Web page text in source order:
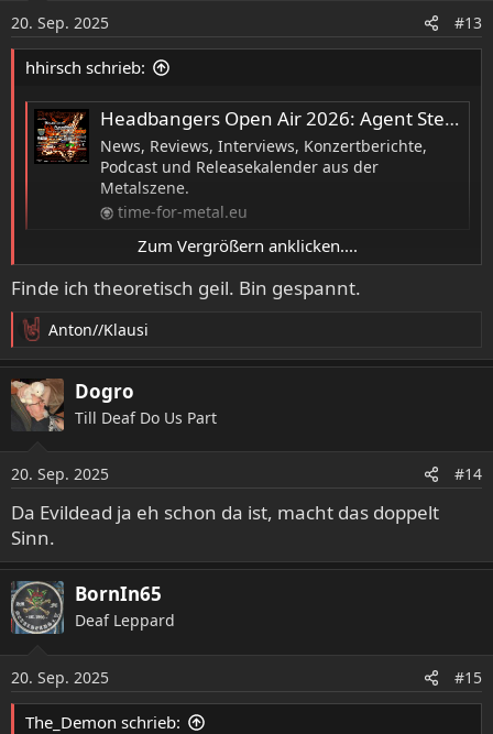
o
n
e
n
20. Sep. 2025 #13
hhirsch schrieb:
Headbangers Open Air 2026: Agent Steel sind zweiter Headliner
News, Reviews, Interviews, Konzertberichte,
Podcast und Releasekalender aus der
Metalszene.
time-for-metal.eu
+ Agent Steel
Zum Vergrößern anklicken....
Finde ich theoretisch geil. Bin gespannt.
R
e
a
k
t
o
n
e
n
:
Anton//Klausi
Dogro
Till Deaf Do Us Part
20. Sep. 2025 #14
Da Evildead ja eh schon da ist, macht das doppelt
Sinn.
BornIn65
Deaf Leppard
20. Sep. 2025 #15
The_Demon schrieb: